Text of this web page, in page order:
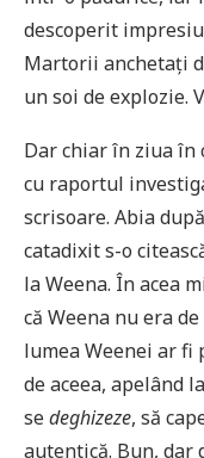
descoperit
Martorii anchetați
un soi de explozie.
Dar chiar în ziua în
cu raportul
scrisoare. Abia
catadixit s-o
la Weena. În acea
că Weena nu era
lumea Weenei ar fi
de aceea, apelând
sedeghizeze, să
autentică. Bun, dar